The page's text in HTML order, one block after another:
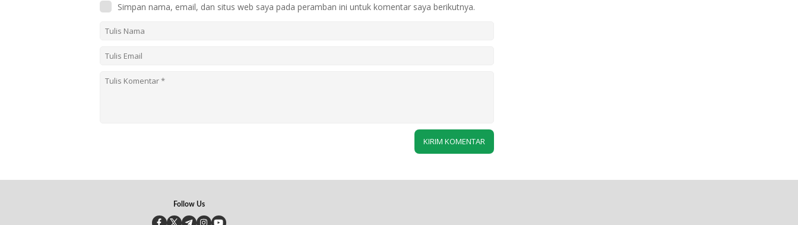
Simpan nama, email, dan situs web saya pada peramban ini untuk komentar saya berikutnya.
Follow Us